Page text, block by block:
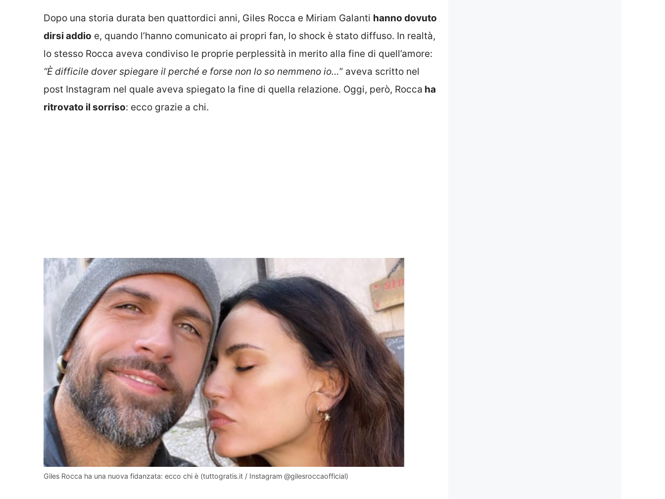
Dopo una storia durata ben quattordici anni, Giles Rocca e Miriam Galanti hanno dovuto
dirsi addio e, quando l’hanno comunicato ai propri fan, lo shock è stato diffuso. In realtà,
lo stesso Rocca aveva condiviso le proprie perplessità in merito alla fine di quell’amore:
“È difficile dover spiegare il perché e forse non lo so nemmeno io…” aveva scritto nel
post Instagram nel quale aveva spiegato la fine di quella relazione. Oggi, però, Rocca ha
ritrovato il sorriso: ecco grazie a chi.
Giles Rocca ha una nuova fidanzata: ecco chi è (tuttogratis.it / Instagram @gilesroccaofficial)